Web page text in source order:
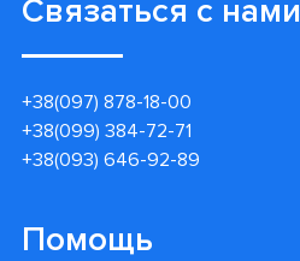
Связаться с нами
+38(097) 878-18-00
+38(099) 384-72-71
+38(093) 646-92-89
Помощь